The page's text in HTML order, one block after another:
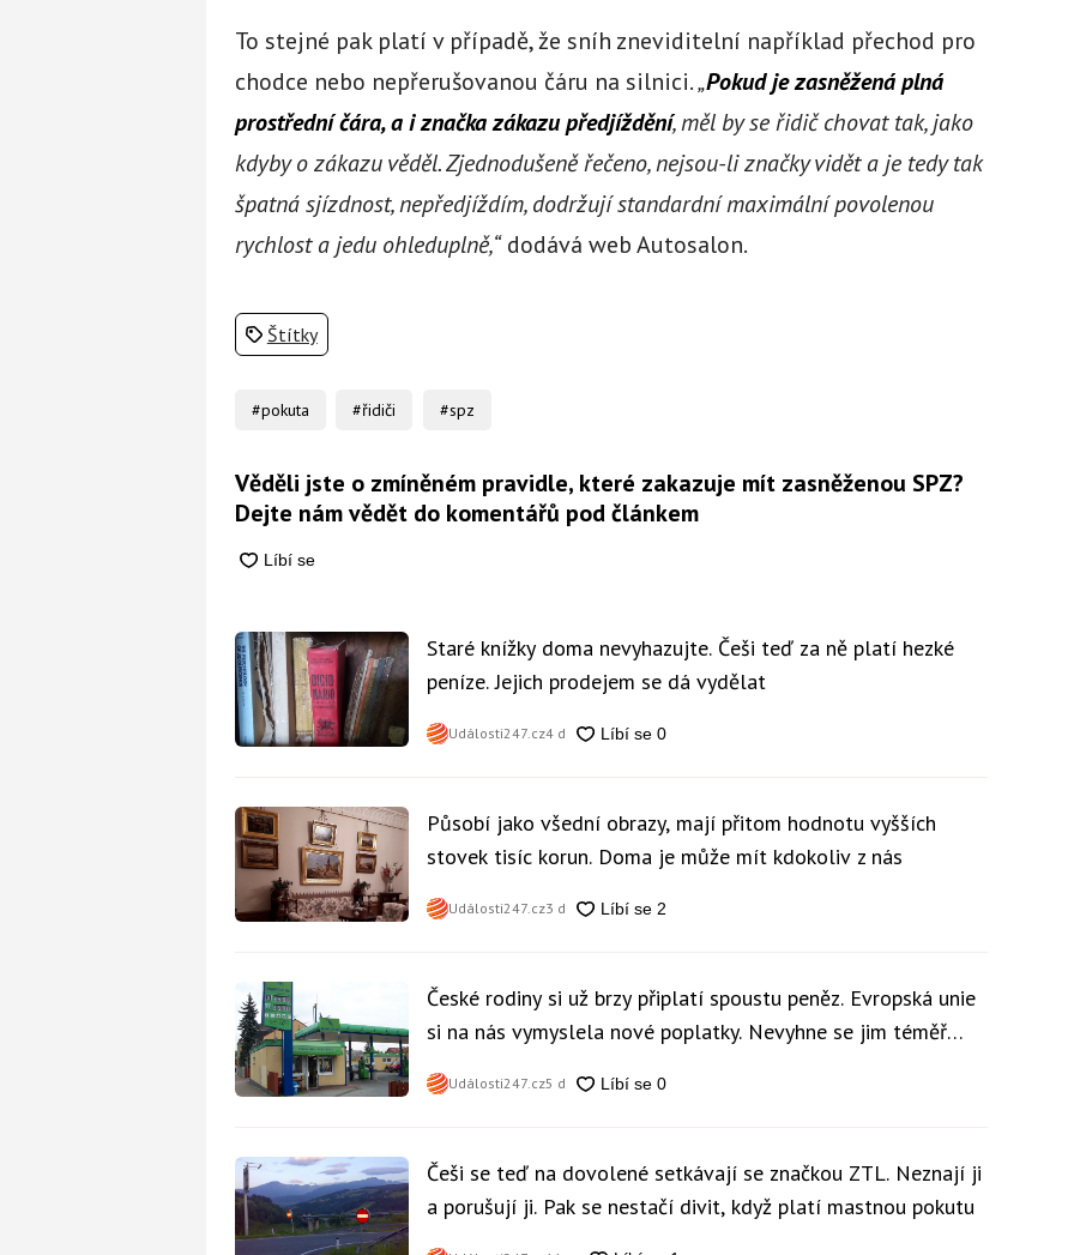
To stejné pak platí v případě, že sníh zneviditelní například přechod pro
chodce nebo nepřerušovanou čáru na silnici.„Pokud je zasněžená plná
prostřední čára, a i značka zákazu předjíždění, měl by se řidič chovat tak, jako
kdyby o zákazu věděl. Zjednodušeně řečeno, nejsou-li značky vidět a je tedy tak
špatná sjízdnost, nepředjíždím, dodržují standardní maximální povolenou
rychlost a jedu ohleduplně,“dodává web Autosalon.
Štítky
#pokuta #řidiči #spz
Věděli jste o zmíněném pravidle, které zakazuje mít zasněženou SPZ?
Dejte nám vědět do komentářů pod článkem
Staré knížky doma nevyhazujte. Češi teď za ně platí hezké
peníze. Jejich prodejem se dá vydělat
Události247.cz4 d
Působí jako všední obrazy, mají přitom hodnotu vyšších
stovek tisíc korun. Doma je může mít kdokoliv z nás
Události247.cz3 d
České rodiny si už brzy připlatí spoustu peněz. Evropská unie
si na nás vymyslela nové poplatky. Nevyhne se jim téměř
Události247.cz5 d
Češi se teď na dovolené setkávají se značkou ZTL. Neznají ji
a porušují ji. Pak se nestačí divit, když platí mastnou pokutu